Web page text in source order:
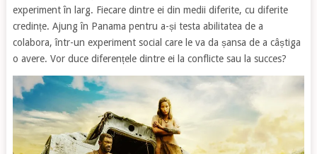
experiment în larg. Fiecare dintre ei din medii diferite, cu diferite
credințe. Ajung în Panama pentru a-și testa abilitatea de a
colabora, într-un experiment social care le va da șansa de a câștiga
o avere. Vor duce diferențele dintre ei la conflicte sau la succes?